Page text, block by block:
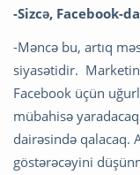
-Sizcə, Facebook-
-Məncə bu, artıq
siyasətidir.
Facebook üçün
mübahisə
dairəsində qalacaq.
göstərəcəyini